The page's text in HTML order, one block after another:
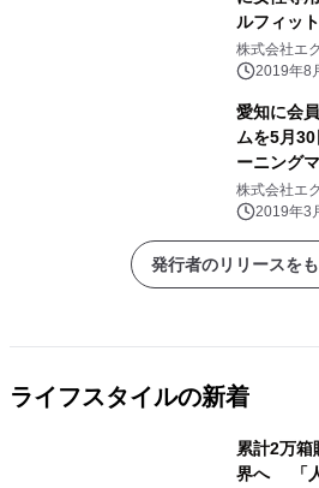
ルフィッ
ープン！
集中～
株式会社エ
2019年8
愛知に会
ムを5月
ーニング
搭載
株式会社エ
2019年3
発行者のリリースを
ライフスタイルの新着
累計2万箱
界へ 「人